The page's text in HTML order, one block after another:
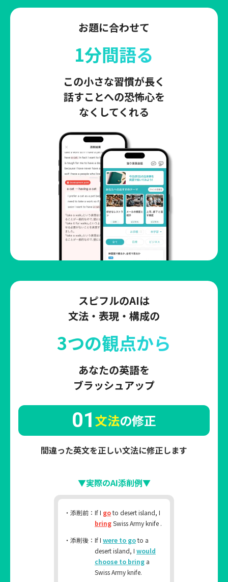
お題に合わせて
1分間語る
この小さな習慣が長く
話すことへの恐怖心を
なくしてくれる
スピフルのAIは
文法・表現・構成の
3つの観点から
あなたの英語を
ブラッシュアップ
01 文法の修正
間違った英文を正しい文法に修正します
▼実際のAI添削例▼
・添削前： If I goto desert island, I
bringSwiss Army knife .
・添削後： If I were to goto a
desert island, I would
choose to bring a
Swiss Army knife.